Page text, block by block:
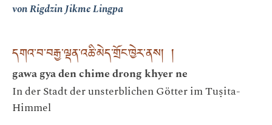
von Rigdzin Jikme Lingpa
དགའ་བ་བརྒྱ་ལྡན་འཆི་མེད་གྲོང་ཁྱེར་ནས། །
gawa gya den chime drong khyer ne
In der Stadt der unsterblichen Götter im Tuṣita-
Himmel